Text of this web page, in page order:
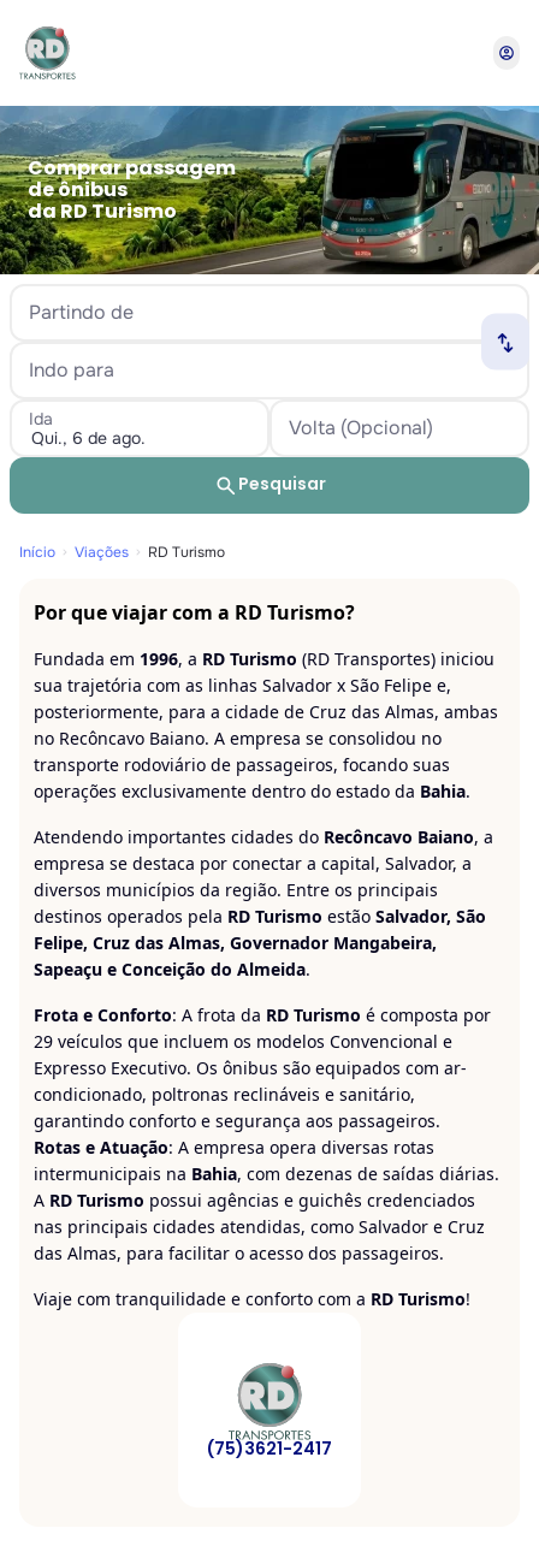
account_circle
Comprar passagem
de ônibus
da RD Turismo
Partindo de
Indo para
swap_horiz
Ida Volta (Opcional)
search Pesquisar
Início Viações RD Turismo
Por que viajar com a RD Turismo?
Fundada em 1996, a RD Turismo (RD Transportes) iniciou
sua trajetória com as linhas Salvador x São Felipe e,
posteriormente, para a cidade de Cruz das Almas, ambas
no Recôncavo Baiano. A empresa se consolidou no
transporte rodoviário de passageiros, focando suas
operações exclusivamente dentro do estado da Bahia.
Atendendo importantes cidades do Recôncavo Baiano, a
empresa se destaca por conectar a capital, Salvador, a
diversos municípios da região. Entre os principais
destinos operados pela RD Turismo estão Salvador, São
Felipe, Cruz das Almas, Governador Mangabeira,
Sapeaçu e Conceição do Almeida.
Frota e Conforto: A frota da RD Turismo é composta por
29 veículos que incluem os modelos Convencional e
Expresso Executivo. Os ônibus são equipados com ar-
condicionado, poltronas reclináveis e sanitário,
garantindo conforto e segurança aos passageiros.
Rotas e Atuação: A empresa opera diversas rotas
intermunicipais na Bahia, com dezenas de saídas diárias.
A RD Turismo possui agências e guichês credenciados
nas principais cidades atendidas, como Salvador e Cruz
das Almas, para facilitar o acesso dos passageiros.
Viaje com tranquilidade e conforto com a RD Turismo!
(75)3621-2417